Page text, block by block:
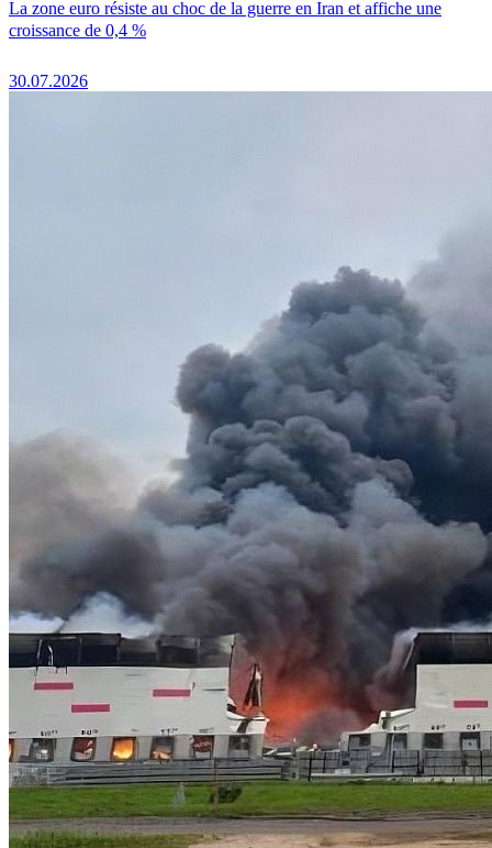
La zone euro résiste au choc de la guerre en Iran et affiche une
croissance de 0,4 %
30.07.2026